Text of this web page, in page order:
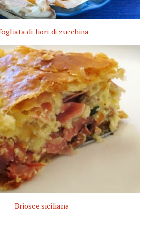
di fiori di zucchina
Briosce siciliana